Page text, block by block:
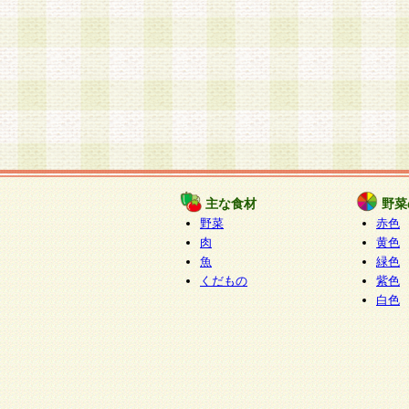
主な食材
野菜
肉
魚
くだもの
野
赤色
黄色
緑色
紫色
白色